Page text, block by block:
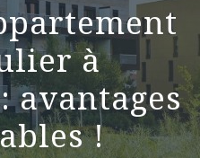
à
!